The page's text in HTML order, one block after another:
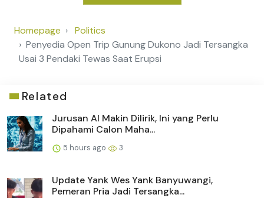
Homepage
Politics
Penyedia Open Trip Gunung Dukono Jadi Tersangka
Usai 3 Pendaki Tewas Saat Erupsi
Related
Jurusan AI Makin Dilirik, Ini yang Perlu
Dipahami Calon Maha...
5 hours ago 3
Update Yank Wes Yank Banyuwangi,
Pemeran Pria Jadi Tersangka...